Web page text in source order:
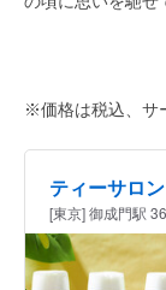
※価格は税込、サ
ティーサロ
[東京] 御成門駅